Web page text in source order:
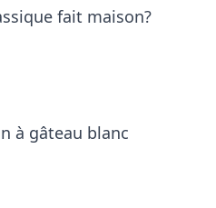
fait maison?
à gâteau blanc